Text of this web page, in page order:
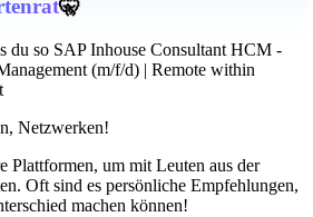
🤫
du so SAP Inhouse Consultant HCM -
(m/f/d) | Remote within
Netzwerken!
Plattformen, um mit Leuten aus der
Oft sind es persönliche Empfehlungen,
machen können!